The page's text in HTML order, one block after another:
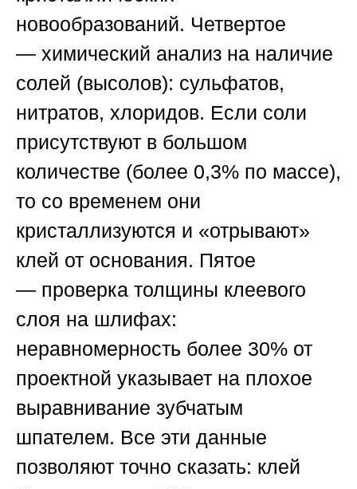
новообразований. Четвертое
— химический анализ на наличие
солей (высолов): сульфатов,
нитратов, хлоридов. Если соли
присутствуют в большом
количестве (более 0,3% по массе),
то со временем они
кристаллизуются и «отрывают»
клей от основания. Пятое
— проверка толщины клеевого
слоя на шлифах:
неравномерность более 30% от
проектной указывает на плохое
выравнивание зубчатым
шпателем. Все эти данные
позволяют точно сказать: клей